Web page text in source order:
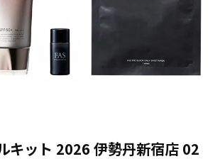
キット 2026 伊勢丹新宿店 02